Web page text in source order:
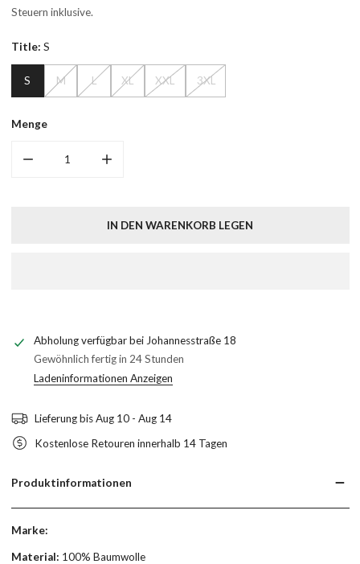
Preis
Steuern inklusive.
Title: S
S M L XL XXL 3XL
Menge
IN DEN WARENKORB LEGEN
Abholung verfügbar bei Johannesstraße 18
Gewöhnlich fertig in 24 Stunden
Ladeninformationen Anzeigen
Lieferung bisAug 10 - Aug 14
Kostenlose Retouren innerhalb 14 Tagen
Produktinformationen
Marke:
Material: 100% Baumwolle